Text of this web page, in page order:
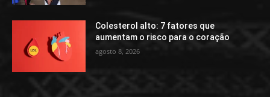
Colesterol alto: 7 fatores que
aumentam o risco para o coração
agosto 8, 2026